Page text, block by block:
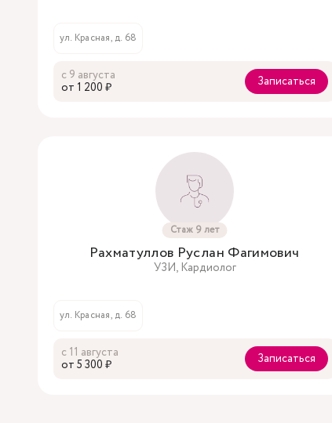
ул. Красная, д. 68
с 9 августа
oт 1 200 ₽
Записаться
Стаж 9 лет
Рахматуллов Руслан Фагимович
УЗИ, Кардиолог
ул. Красная, д. 68
с 11 августа
oт 5 300 ₽
Записаться